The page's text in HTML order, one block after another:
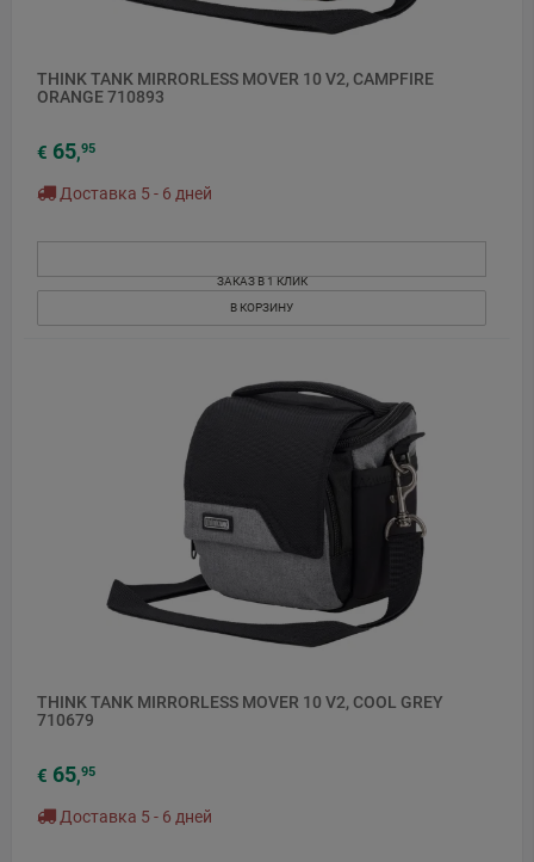
THINK TANK MIRRORLESS MOVER 10 V2, CAMPFIRE
ORANGE 710893
€ 65,95
Доставка 5 - 6 дней
ЗАКАЗ В 1 КЛИК
В КОРЗИНУ
THINK TANK MIRRORLESS MOVER 10 V2, COOL GREY
710679
€ 65,95
Доставка 5 - 6 дней